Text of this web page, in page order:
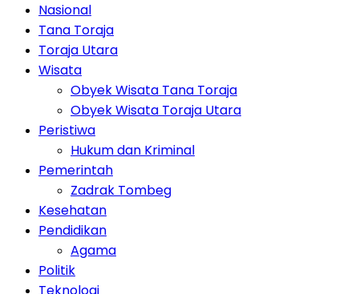
Nasional
Tana Toraja
Toraja Utara
Wisata
Obyek Wisata Tana Toraja
Obyek Wisata Toraja Utara
Peristiwa
Hukum dan Kriminal
Pemerintah
Zadrak Tombeg
Kesehatan
Pendidikan
Agama
Politik